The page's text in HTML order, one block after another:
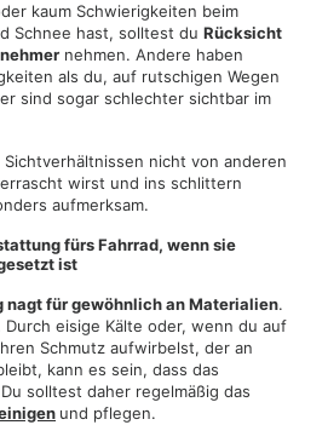
kaum Schwierigkeiten beim
Schnee hast, solltest du Rücksicht
nehmen. Andere haben
als du, auf rutschigen Wegen
sind sogar schlechter sichtbar im
nicht von anderen
wirst und ins schlittern
aufmerksam.
fürs Fahrrad, wenn sie
ist
nagt für gewöhnlich an Materialien.
Durch eisige Kälte oder, wenn du auf
Schmutz aufwirbelst, der an
kann es sein, dass das
solltest daher regelmäßig das
und pflegen.